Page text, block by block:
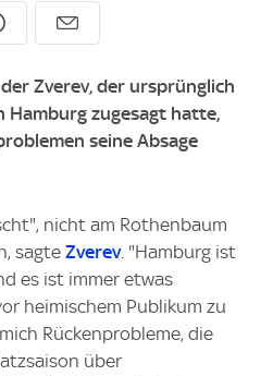
Zverev, der ursprünglich
zugesagt hatte,
seine Absage
nicht am Rothenbaum
sagte Zverev. "Hamburg ist
es ist immer etwas
heimischem Publikum zu
Rückenprobleme, die
über